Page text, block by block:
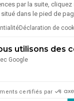
par la suite, cliquez
dans le pied de
Déclaration de
utilisons des
Google
certifiés par
C